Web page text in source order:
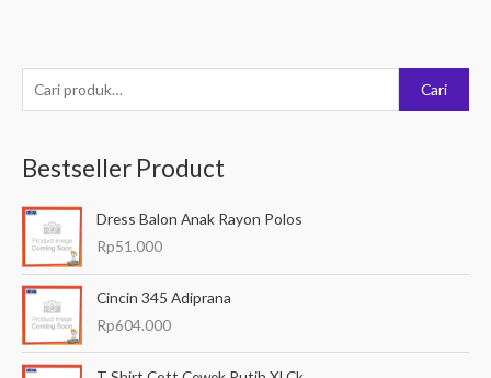
e
c
a
u
Cari
Bestseller Product
Dress Balon Anak Rayon Polos
Rp51.000
Cincin 345 Adiprana
Rp604.000